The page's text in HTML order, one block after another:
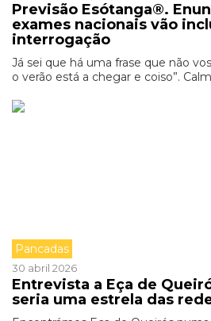
Previsão Esótanga®.
exames nacionais vão
interrogação
Já sei que há uma frase que não
o verão está a chegar e coiso”.
Pancadas
30 abril 2026
Entrevista a Eça de
seria uma estrela das